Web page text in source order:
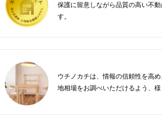
保護に留意しながら品質の高い不
す。
ウチノカチは、情報の信頼性を高
地相場をお調べいただけるよう、様